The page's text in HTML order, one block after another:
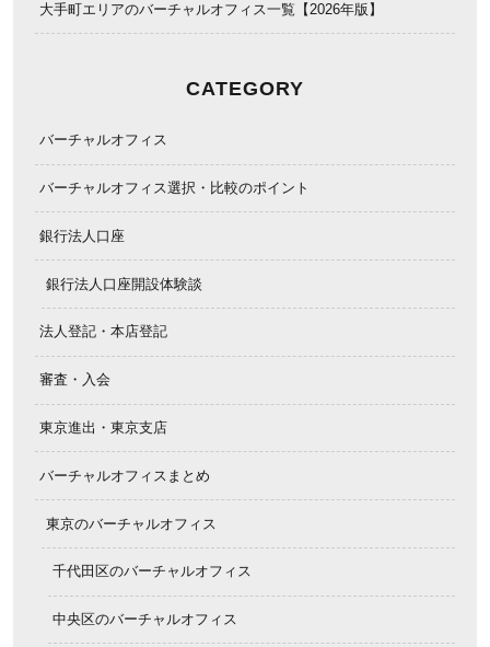
大手町エリアのバーチャルオフィス一覧【2026年版】
CATEGORY
バーチャルオフィス
バーチャルオフィス選択・比較のポイント
銀行法人口座
銀行法人口座開設体験談
法人登記・本店登記
審査・入会
東京進出・東京支店
バーチャルオフィスまとめ
東京のバーチャルオフィス
千代田区のバーチャルオフィス
中央区のバーチャルオフィス